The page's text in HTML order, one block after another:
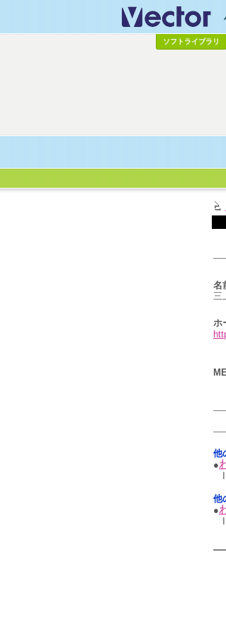
ソフトライブラリ
名
三
ホ
他
●
他
●